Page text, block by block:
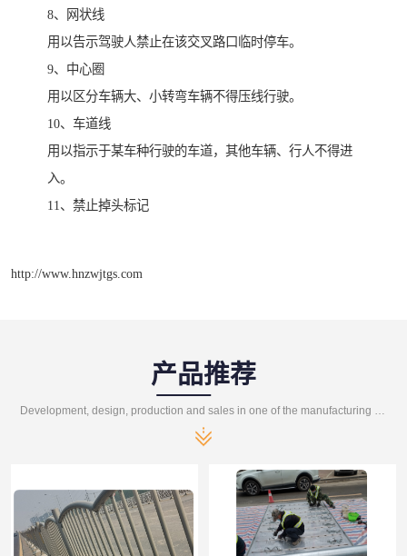
8、网状线
用以告示驾驶人禁止在该交叉路口临时停车。
9、中心圈
用以区分车辆大、小转弯车辆不得压线行驶。
10、车道线
用以指示于某车种行驶的车道，其他车辆、行人不得进
入。
11、禁止掉头标记
http://www.hnzwjtgs.com
产品推荐